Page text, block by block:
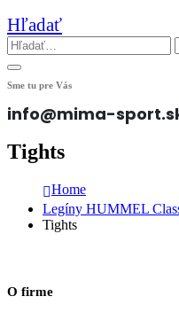
Hľadať
Sme tu pre Vás
info@mima-
Tights
Home
Legíny HUMMEL
Tights
O firme